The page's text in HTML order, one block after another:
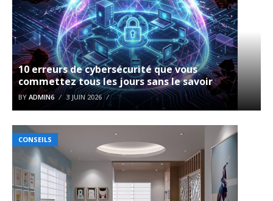
10 erreurs de cybersécurité que vous
commettez tous les jours sans le savoir
BY ADMIN6 3 JUIN 2026
CONSEILS